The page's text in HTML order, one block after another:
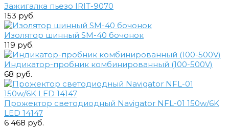
Зажигалка пьезо IRIT-9070
153 руб.
Изолятор шинный SM-40 бочонок
119 руб.
Индикатор-пробник комбинированный (100-500V)
68 руб.
Прожектор светодиодный Navigator NFL-01 150w/6K
LED 14147
6 468 руб.